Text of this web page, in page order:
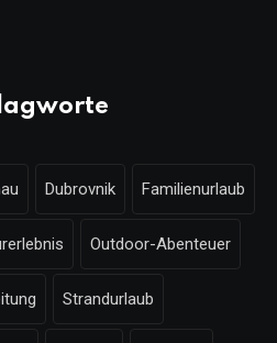
Dubrovnik Familienurlaub
Outdoor-Abenteuer
Strandurlaub